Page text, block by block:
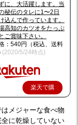
に、大活躍します。当
秘伝のタレに1〜2日
込んで作っています。
高知のカツオをたっぷ
ご賞味下さい。
：540円（税込、送料
(2020/5/24時点)
楽天で購
メジャーな食べ物
に乾燥していない